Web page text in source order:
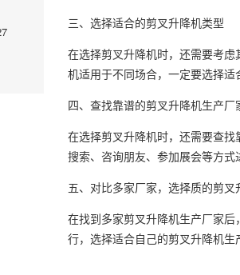
三、选择适合的剪叉升降机类型
在选择剪叉升降机时，还需要考
机适用于不同场合，一定要选择适
四、查找靠谱的剪叉升降机生产厂
在选择剪叉升降机时，还需要查
搜索、咨询朋友、参加展会等方式
五、对比多家厂家，选择质的剪叉
在找到多家剪叉升降机生产厂家
行，选择适合自己的剪叉升降机生